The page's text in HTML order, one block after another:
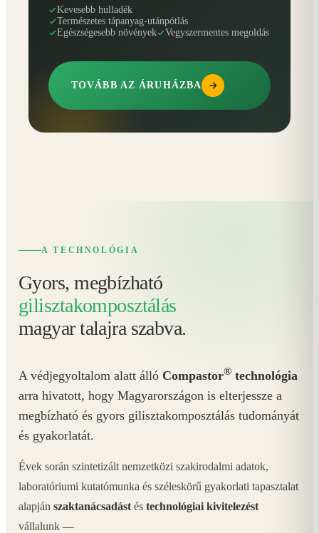
Kevesebb hulladék
Természetes tápanyag-utánpótlás
Egészségesebb növények
Vegyszermentes megoldás
TOVÁBB AZ ÁRUHÁZBA
A TECHNOLÓGIA
Gyors, megbízható
gilisztakomposztálás
magyar talajra szabva.
A védjegyoltalom alatt álló Compastor® technológia
arra hivatott, hogy Magyarországon is elterjessze a
megbízható és gyors gilisztakomposztálás tudományát
és gyakorlatát.
Évek során szintetizált nemzetközi szakirodalmi adatok,
laboratóriumi kutatómunka és széleskörű gyakorlati tapasztalat
alapján szaktanácsadást és technológiai kivitelezést
vállalunk —